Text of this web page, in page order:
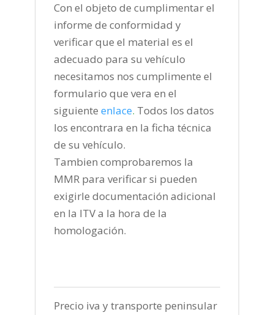
Con el objeto de cumplimentar el
informe de conformidad y
verificar que el material es el
adecuado para su vehículo
necesitamos nos cumplimente el
formulario que vera en el
siguiente enlace. Todos los datos
los encontrara en la ficha técnica
de su vehículo.
Tambien comprobaremos la
MMR para verificar si pueden
exigirle documentación adicional
en la ITV a la hora de la
homologación.
Precio iva y transporte peninsular